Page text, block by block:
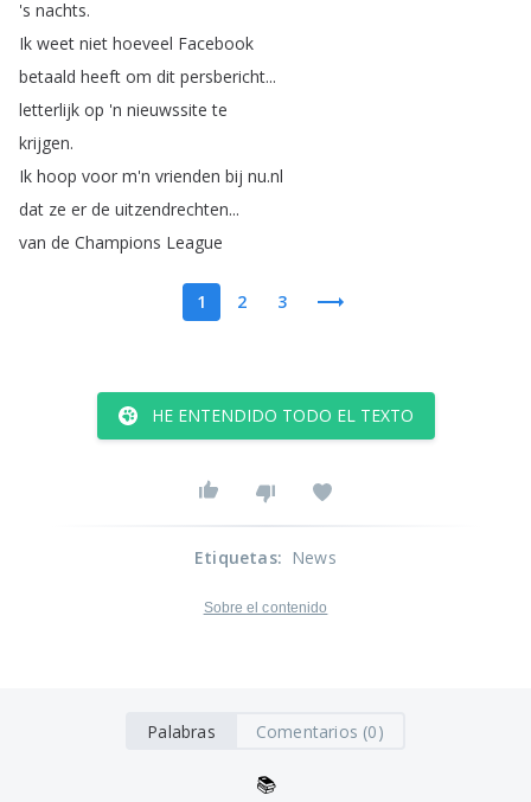
's nachts.
Ik weet niet hoeveel Facebook
betaald heeft om dit persbericht...
letterlijk op 'n nieuwssite te
krijgen.
Ik hoop voor m'n vrienden bij nu.nl
dat ze er de uitzendrechten...
van de Champions League
1 2 3
HE ENTENDIDO TODO EL TEXTO
Etiquetas: News
Sobre el contenido
Palabras Comentarios (0)
📚